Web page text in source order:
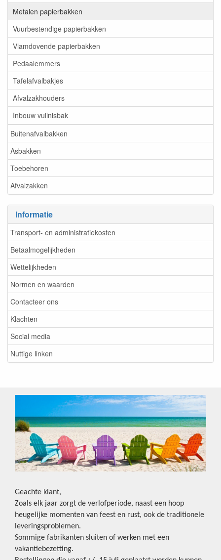
Metalen papierbakken
Vuurbestendige papierbakken
Vlamdovende papierbakken
Pedaalemmers
Tafelafvalbakjes
Afvalzakhouders
Inbouw vuilnisbak
Buitenafvalbakken
Asbakken
Toebehoren
Afvalzakken
Informatie
Transport- en administratiekosten
Betaalmogelijkheden
Wettelijkheden
Normen en waarden
Contacteer ons
Klachten
Social media
Nuttige linken
Geachte klant,
Zoals elk jaar zorgt de verlofperiode, naast een hoop
heugelijke momenten van feest en rust, ook de traditionele
leveringsproblemen.
Sommige fabrikanten sluiten of werken met een
vakantiebezetting.